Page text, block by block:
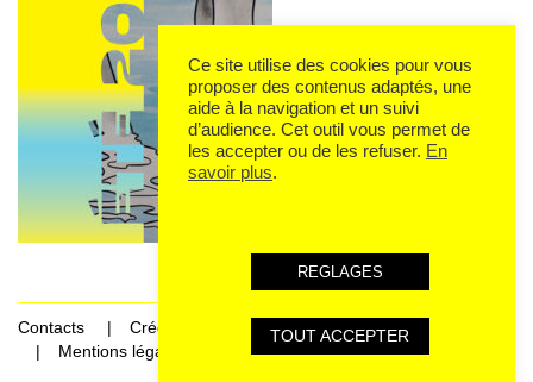
Contacts
Crédits
Mentions légales et données personnelles
Ce site utilise des cookies pour vous
proposer des contenus adaptés, une
aide à la navigation et un suivi
d’audience. Cet outil vous permet de
les accepter ou de les refuser. En
savoir plus.
REGLAGES
TOUT ACCEPTER